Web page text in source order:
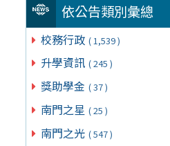
依公告類別彙總
校務行政 ( 1,539 )
升學資訊 ( 245 )
獎助學金 ( 37 )
南門之星 ( 25 )
南門之光 ( 547 )